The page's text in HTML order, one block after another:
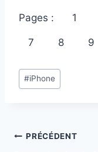
Pages : 1
7 8 9
Étiquettes
de
#iPhone
Navigation
PRÉCÉDENT